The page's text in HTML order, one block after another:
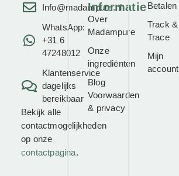
Info@madampure.nl
WhatsApp:
+31 6
47248012
Klantenservice
dagelijks
bereikbaar
Bekijk alle
contactmogelijkheden
op onze
contactpagina.
Informatie
Over
Madampure
Onze
ingrediënten
Blog
Voorwaarden
& privacy
Betalen
Track &
Trace
Mijn
account